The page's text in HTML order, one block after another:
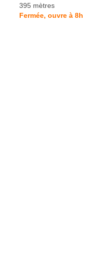
395 mètres
Fermée, ouvre à 8h